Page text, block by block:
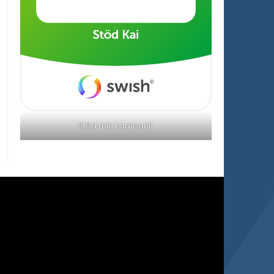
Stöd min kampanj!